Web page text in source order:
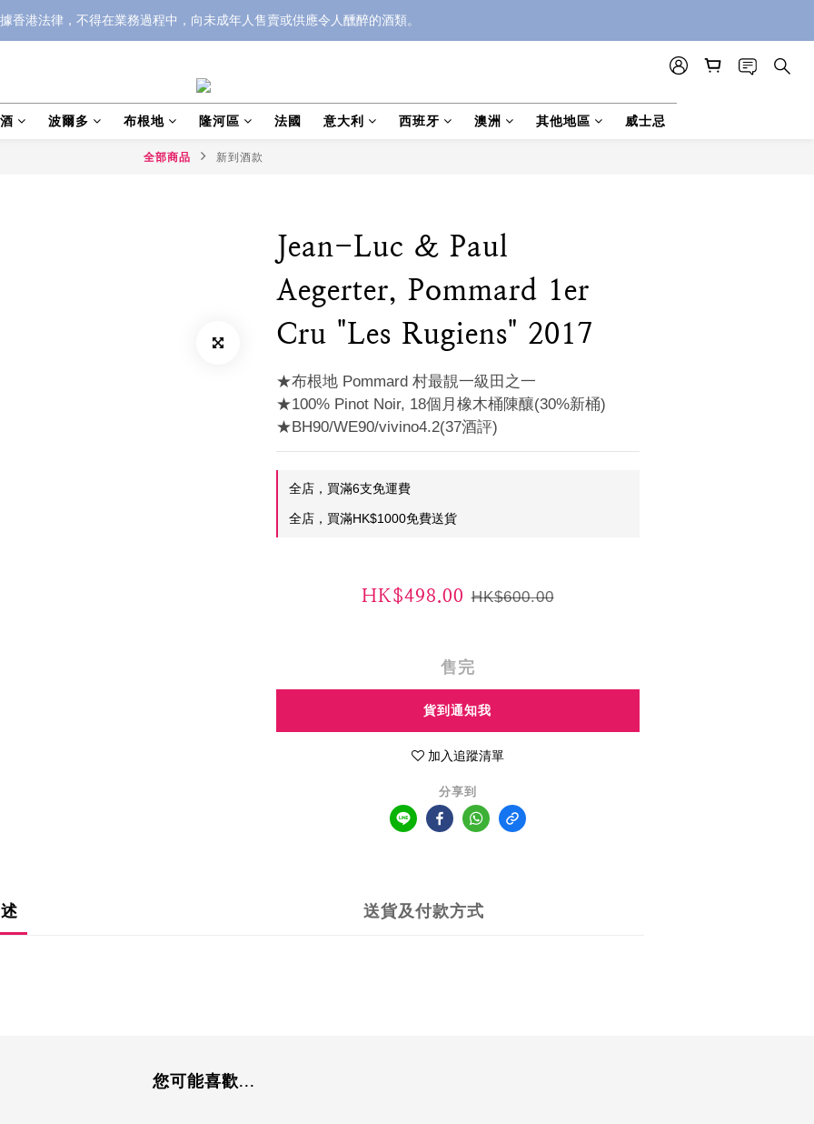
香港法律，不得在業務過程中，向未成年人售賣或供應令人醺醉的酒類。
波爾多 布根地 隆河區 法國 意大利 西班牙 澳洲 其他地區 威士忌
全部商品 新到酒款
Jean-Luc & Paul
Aegerter, Pommard 1er
Cru "Les Rugiens" 2017
★布根地 Pommard 村最靚一級田之一
★100% Pinot Noir, 18個月橡木桶陳釀(30%新桶)
★BH90/WE90/vivino4.2(37酒評)
全店，買滿6支免運費
全店，買滿HK$1000免費送貨
HK$498.00 HK$600.00
售完
貨到通知我
加入追蹤清單
分享到
送貨及付款方式
您可能喜歡...